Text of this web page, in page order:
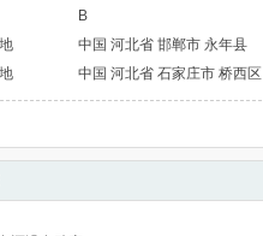
B
中国 河北省 邯郸市 永年县
中国 河北省 石家庄市 桥西区